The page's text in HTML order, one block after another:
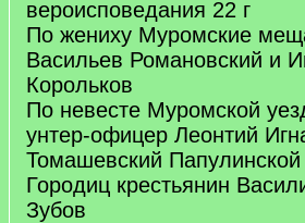
вероисповедания 22 г
По жениху Муромские
Васильев Романовский и
Корольков
По невесте Муромской
унтер-офицер Леонтий
Томашевский Папулинской
Городиц крестьянин
Зубов